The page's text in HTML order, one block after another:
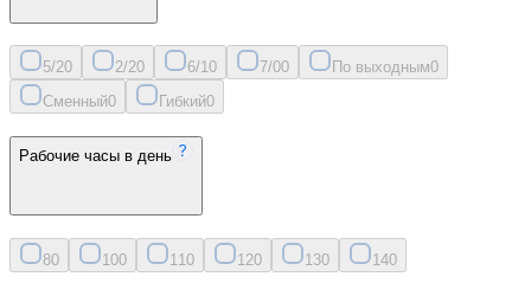
5/20 2/20 6/10 7/00 По выходным0
Сменный0 Гибкий0
Рабочие часы в день
80 100 11 0 120 130 140